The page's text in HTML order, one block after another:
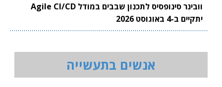
וובינר סינופסיס לתכנון שבבים במודל Agile CI/CD
יתקיים ב-4 באוגוסט 2026
אנשים בתעשייה